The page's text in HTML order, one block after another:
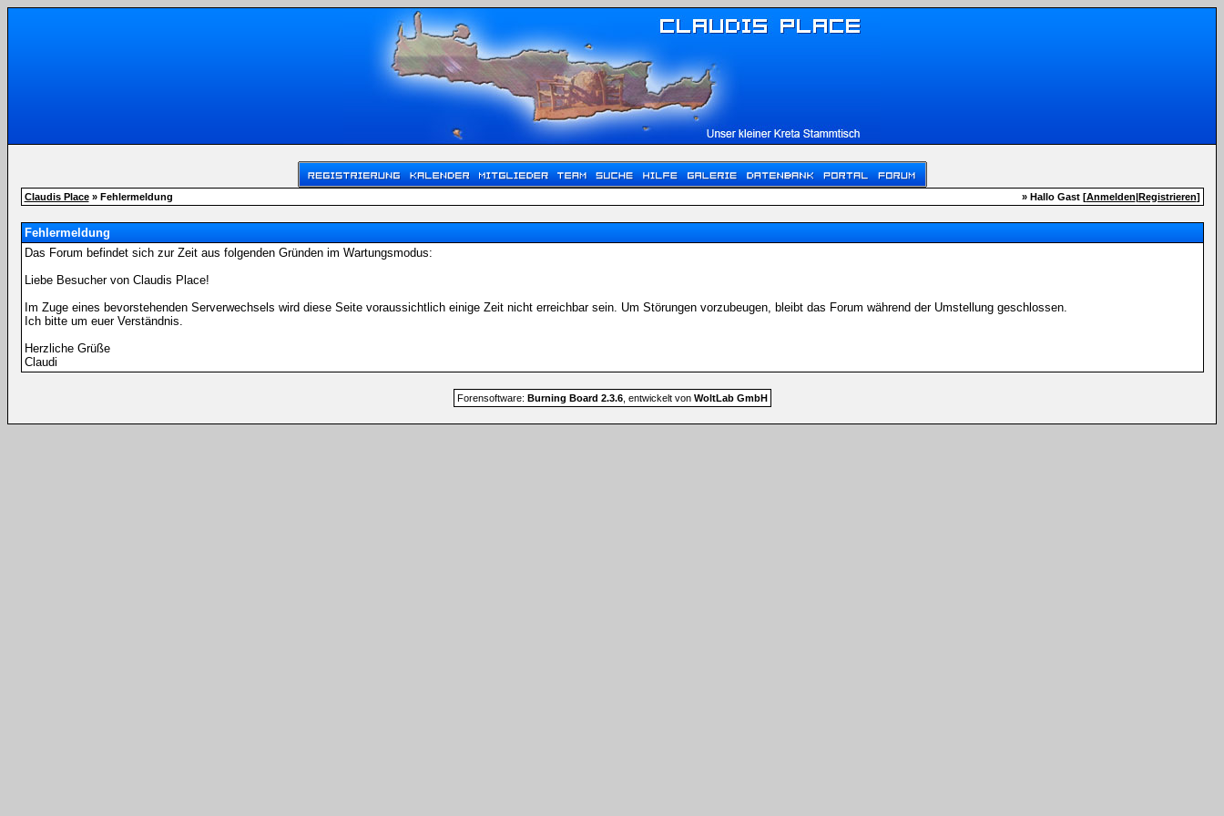
Claudis Place» Fehlermeldung » Hallo Gast [Anmelden|Registrieren]
Fehlermeldung
Das Forum befindet sich zur Zeit aus folgenden Gründen im Wartungsmodus:
Liebe Besucher von Claudis Place!
Im Zuge eines bevorstehenden Serverwechsels wird diese Seite voraussichtlich einige Zeit nicht erreichbar sein. Um Störungen vorzubeugen, bleibt das Forum während der Umstellung geschlossen.
Ich bitte um euer Verständnis.
Herzliche Grüße
Claudi
Forensoftware: Burning Board 2.3.6, entwickelt von WoltLab GmbH